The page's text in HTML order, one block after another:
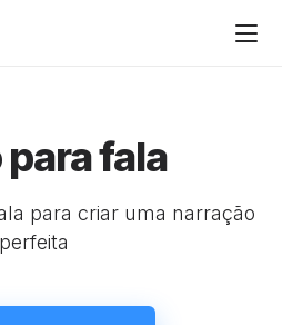
para fala
para criar uma narração
perfeita